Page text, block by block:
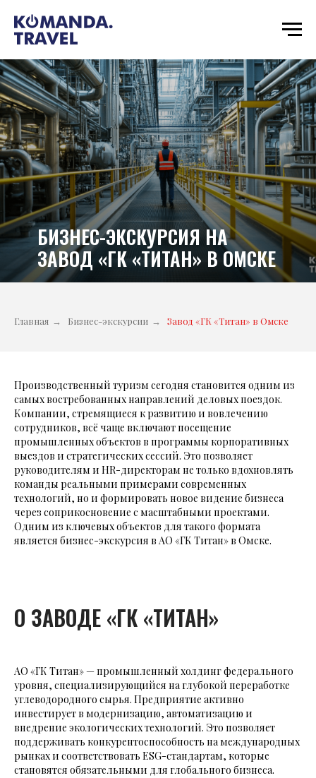
БИЗНЕС-ЭКСКУРСИЯ НА
ЗАВОД «ГК «ТИТАН» В ОМСКЕ
Главная → Бизнес-экскурсии → Завод «ГК «Титан» в Омске
Производственный туризм сегодня становится одним из
самых востребованных направлений деловых поездок.
Компании, стремящиеся к развитию и вовлечению
сотрудников, всё чаще включают посещение
промышленных объектов в программы корпоративных
выездов и стратегических сессий. Это позволяет
руководителям и HR-директорам не только вдохновлять
команды реальными примерами современных
технологий, но и формировать новое видение бизнеса
через соприкосновение с масштабными проектами.
Одним из ключевых объектов для такого формата
является бизнес-экскурсия в АО «ГК Титан» в Омске.
О ЗАВОДЕ «ГК «ТИТАН»
АО «ГК Титан» — промышленный холдинг федерального
уровня, специализирующийся на глубокой переработке
углеводородного сырья. Предприятие активно
инвестирует в модернизацию, автоматизацию и
внедрение экологических технологий. Это позволяет
поддерживать конкурентоспособность на международных
рынках и соответствовать ESG-стандартам, которые
становятся обязательными для глобального бизнеса.